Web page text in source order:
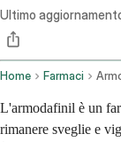
Ultimo
Home Farmaci
L'armodafinil è un
rimanere sveglie e